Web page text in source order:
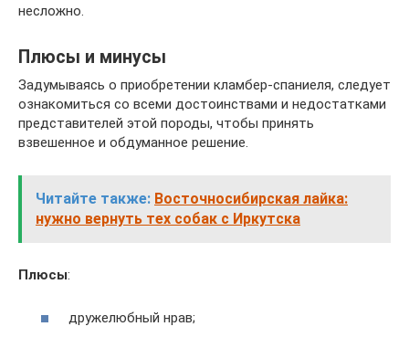
несложно.
Плюсы и минусы
Задумываясь о приобретении кламбер-спаниеля, следует
ознакомиться со всеми достоинствами и недостатками
представителей этой породы, чтобы принять
взвешенное и обдуманное решение.
Читайте также: Восточносибирская лайка:
нужно вернуть тех собак с Иркутска
Плюсы:
дружелюбный нрав;